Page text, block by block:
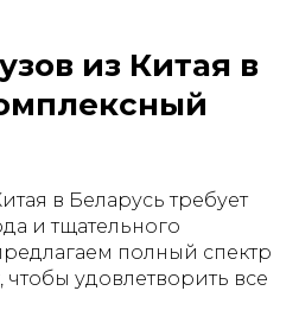
из Китая в
в Беларусь требует
и тщательного
полный спектр
чтобы удовлетворить все